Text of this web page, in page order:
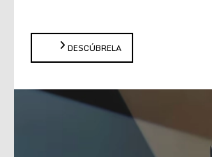
DESCÚBRELA